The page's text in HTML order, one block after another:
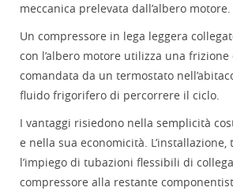
meccanica prelevata dall’albero motore.
Un compressore in lega leggera
con l’albero motore utilizza una
comandata da un termostato
fluido frigorifero di percorrere il ciclo.
I vantaggi risiedono nella semplicità
e nella sua economicità.
l’impiego di tubazioni flessibili di
compressore alla restante